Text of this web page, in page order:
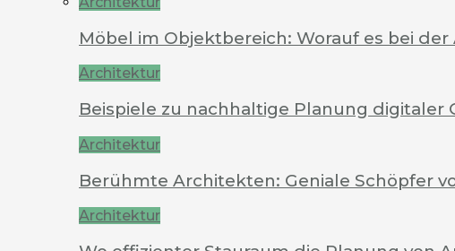
Möbel im Objektbereich: Worauf es bei der
Architektur
Beispiele zu nachhaltige Planung
Architektur
Berühmte Architekten: Geniale Schöpfer
Architektur